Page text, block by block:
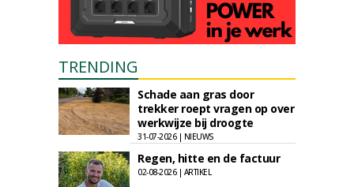
TRENDING
Schade aan gras door
trekker roept vragen op over
werkwijze bij droogte
31-07-2026 | NIEUWS
Regen, hitte en de factuur
02-08-2026 | ARTIKEL